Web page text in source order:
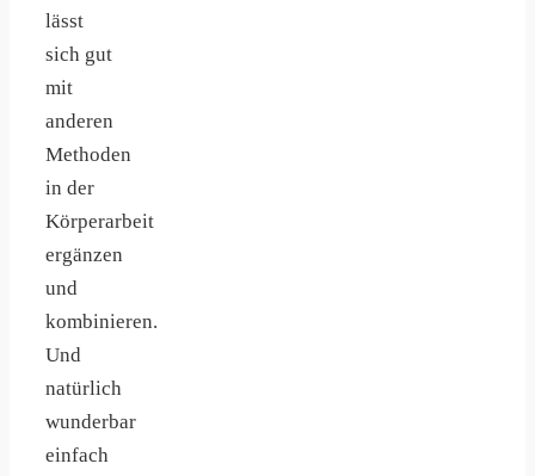
lässt
sich gut
mit
anderen
Methoden
in der
Körperarbeit
ergänzen
und
kombinieren.
Und
natürlich
wunderbar
einfach